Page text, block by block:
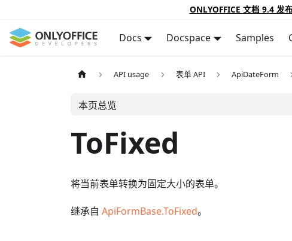
ONLYOFFICE 文档 9.4 发
Docs Docspace Samples
API usage 表单 API ApiDateForm
本页总览
ToFixed
将当前表单转换为固定大小的表单。
继承自 ApiFormBase.ToFixed。